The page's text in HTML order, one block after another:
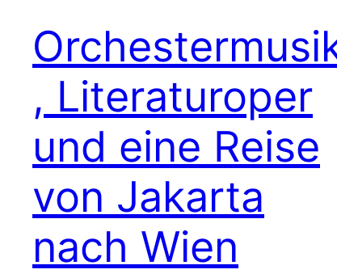
, Literaturoper
und eine Reise
von Jakarta
nach Wien